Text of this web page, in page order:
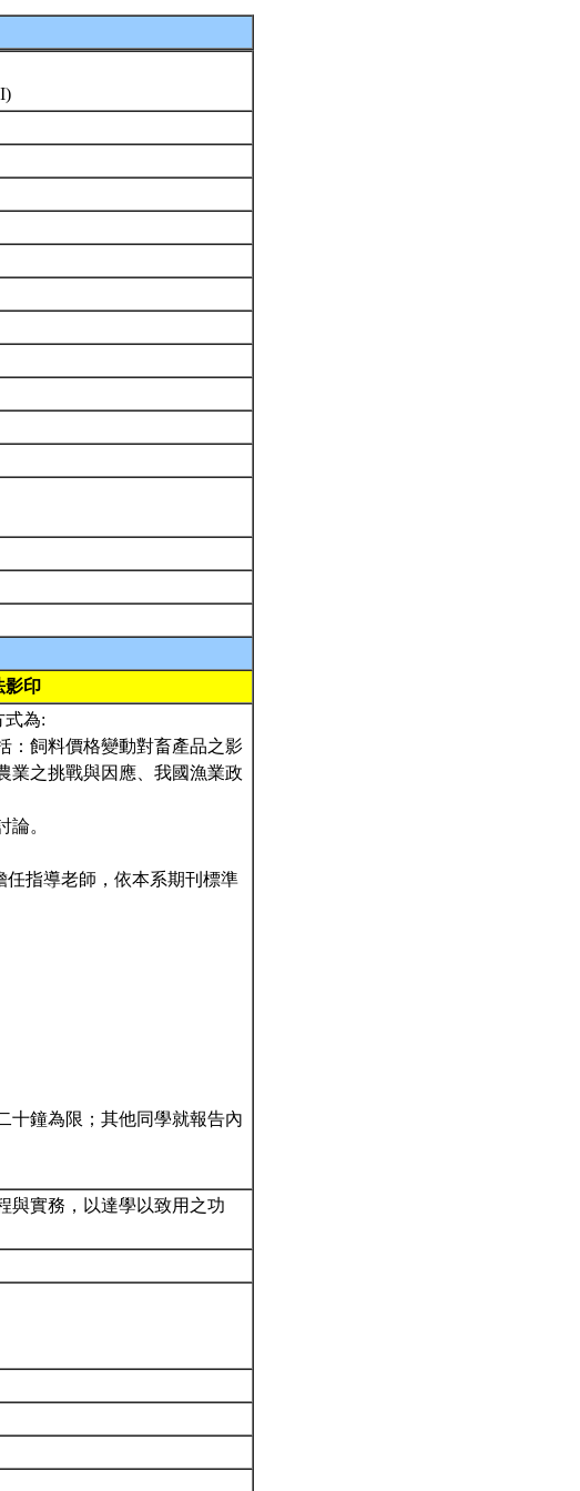
影印
式為:
：飼料價格變動對畜產品之影
業之挑戰與因應、我國漁業政
論。
任指導老師，依本系期刊標準
十鐘為限；其他同學就報告內
與實務，以達學以致用之功